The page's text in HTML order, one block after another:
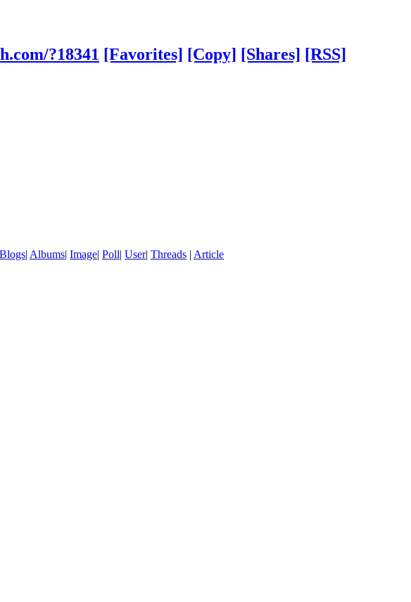
?18341 [Favorites] [Copy] [Shares] [RSS]
Blogs| Albums| Image| Poll| User| Threads | Article